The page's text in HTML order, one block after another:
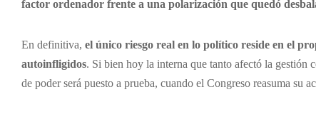
factor ordenador frente a una polarización que quedó
En definitiva, el único riesgo real en lo político reside en el
autoinfligidos. Si bien hoy la interna que tanto afectó la gestión
de poder será puesto a prueba, cuando el Congreso reasuma su